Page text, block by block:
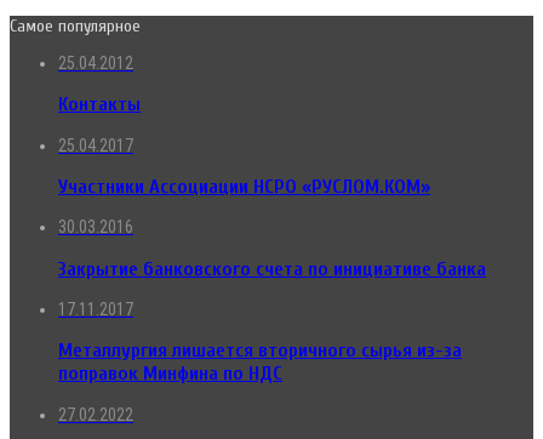
Самое популярное
25.04.2012
Контакты
25.04.2017
Участники Ассоциации НСРО «РУСЛОМ.КОМ»
30.03.2016
Закрытие банковского счета по инициативе банка
17.11.2017
Металлургия лишается вторичного сырья из-за
поправок Минфина по НДС
27.02.2022